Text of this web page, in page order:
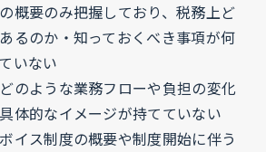
概要のみ把握しており、税務上ど
るのか・知っておくべき事項が何
いない
のような業務フローや負担の変化
体的なイメージが持てていない
イス制度の概要や制度開始に伴う